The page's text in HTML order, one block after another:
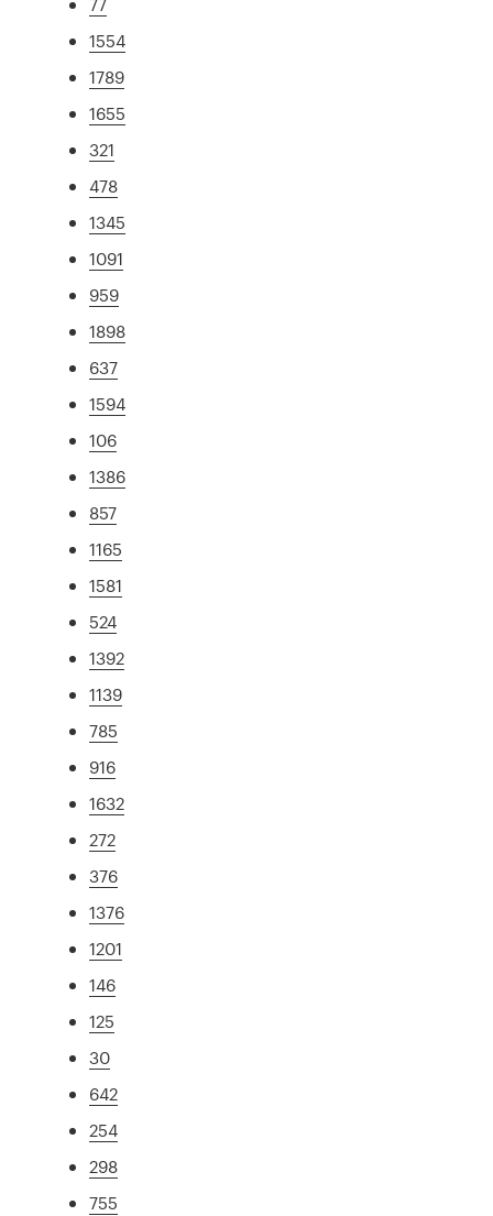
1554
1789
1655
321
478
1345
1091
959
1898
637
1594
106
1386
857
1165
1581
524
1392
1139
785
916
1632
272
376
1376
1201
146
125
30
642
254
298
755